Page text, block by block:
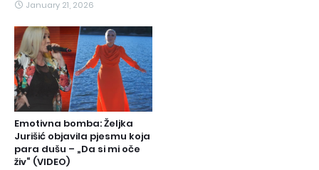
January 21, 2026
Emotivna bomba: Željka
Jurišić objavila pjesmu koja
para dušu – „Da si mi oče
živ“ (VIDEO)